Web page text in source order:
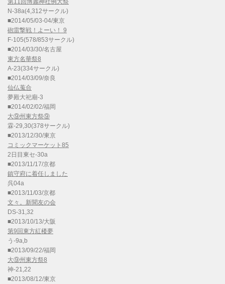
第11回博麗神社例大祭
N-38a(4,312サークル)
■2014/05/03-04/東京
砲雷撃戦！よーい！ 9
F-105(578/853サークル)
■2014/03/30/名古屋
東方名華祭8
A-23(334サークル)
■2014/03/09/奈良
仙仏蒐合
夢殿大祀廟-3
■2014/02/02/福岡
大⑨州東方祭⑨
霖-29,30(378サークル)
■2013/12/30/東京
コミックマーケット85
2日目東セ-30a
■2013/11/17/京都
鎮守府に着任しました
呉04a
■2013/11/03/京都
文々。新聞友の会
DS-31,32
■2013/10/13/大阪
第9回東方紅楼夢
う-9a,b
■2013/09/22/福岡
大⑨州東方祭8
神-21,22
■2013/08/12/東京